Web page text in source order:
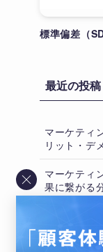
標準偏差（
最近の投稿
マーケティ
リット・デ
マーケティ
果に繋がる
ル例文と謝